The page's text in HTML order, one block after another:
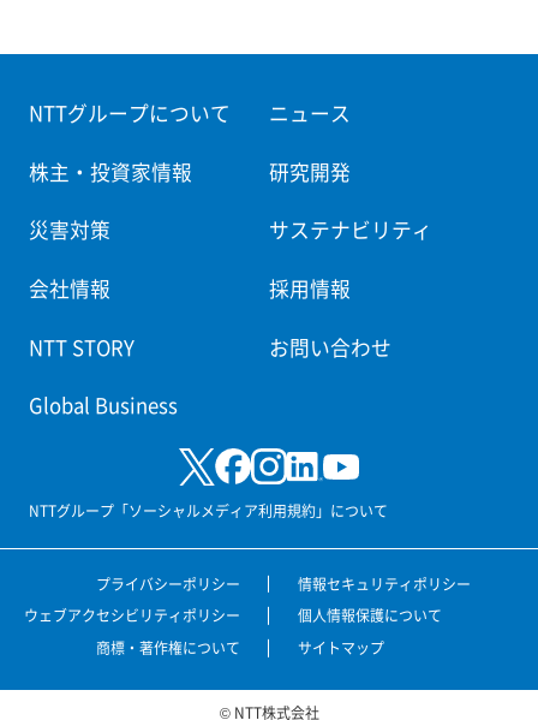
NTTグループについて ニュース
株主・投資家情報 研究開発
災害対策 サステナビリティ
会社情報 採用情報
NTT STORY お問い合わせ
Global Business
NTTグループ「ソーシャルメディア利用規約」について
プライバシーポリシー
情報セキュリティポリシー
ウェブアクセシビリティポリシー
個人情報保護について
商標・著作権について
サイトマップ
© NTT株式会社